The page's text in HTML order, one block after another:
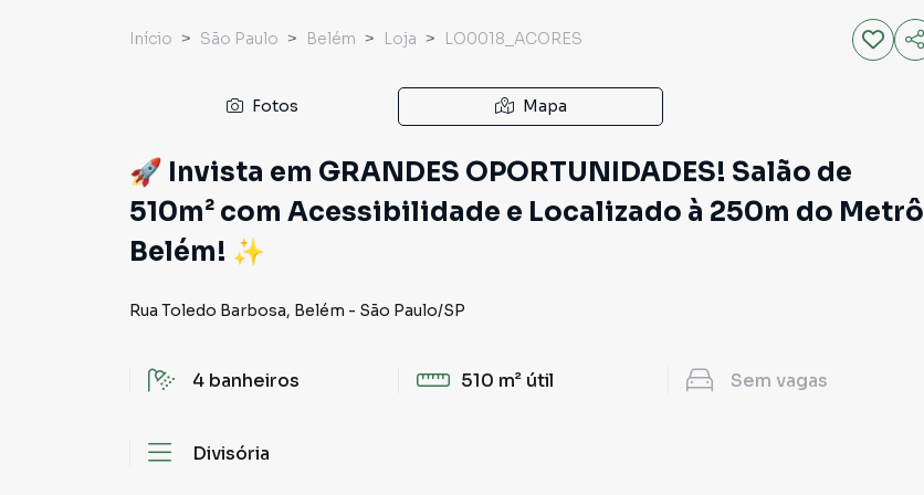
Início São Paulo Belém Loja LO0018_ACORES
Fotos Mapa
🚀 Invista em GRANDES OPORTUNIDADES! Salão de
510m² com Acessibilidade e Localizado à 250m do Metrô
Belém! ✨
Rua Toledo Barbosa, Belém - São Paulo/SP
4 banheiros 510 m² útil Sem vagas
Divisória